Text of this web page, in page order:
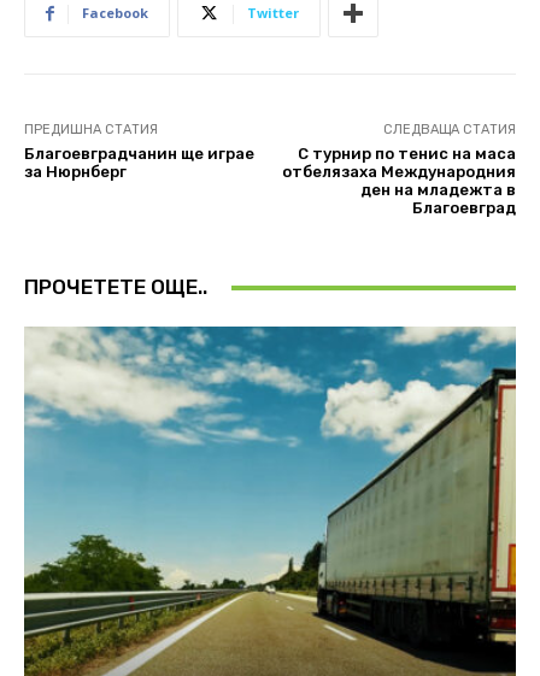
Facebook Twitter
ПРЕДИШНА СТАТИЯ
Благоевградчанин ще играе
за Нюрнберг
СЛЕДВАЩА СТАТИЯ
С турнир по тенис на маса
отбелязаха Международния
ден на младежта в
Благоевград
ПРОЧЕТЕТЕ ОЩЕ..